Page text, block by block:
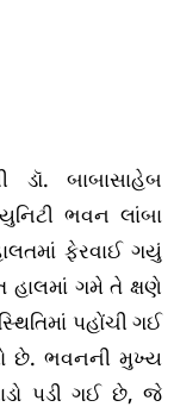
બાબાસાહેબ
ભવન લાંબા
ફેરવાઈ ગયું
ગમે તે ક્ષણે
પહોંચી ગઈ
છે. ભવનની મુખ્ય
પડી ગઈ છે, જે